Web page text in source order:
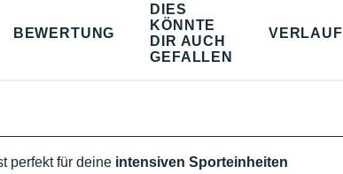
BEWERTUNG
DIES
KÖNNTE
DIR AUCH
GEFALLEN
VERLAUF
perfekt für deine intensiven Sporteinheiten